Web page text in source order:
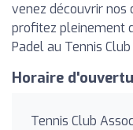
venez découvrir
profitez pleinement
Padel au Tennis
Horaire
Tennis Club